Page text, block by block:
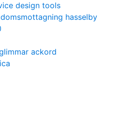
design tools
hasselby
ackord